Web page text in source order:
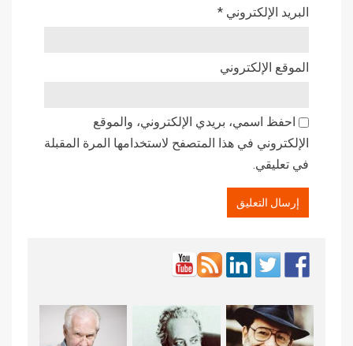
البريد الإلكتروني *
الموقع الإلكتروني
احفظ اسمي، بريدي الإلكتروني، والموقع
الإلكتروني في هذا المتصفح لاستخدامها المرة المقبلة
في تعليقي.